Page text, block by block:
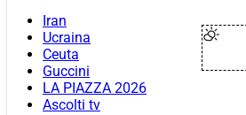
Iran
Ucraina
Ceuta
Guccini
LA PIAZZA 2026
Ascolti tv